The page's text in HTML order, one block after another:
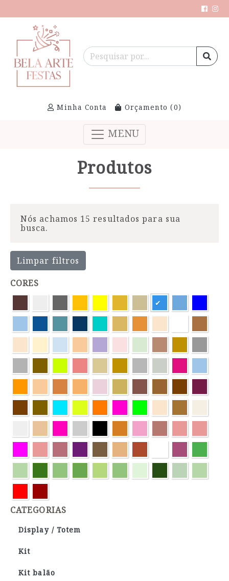
Minha Conta Orçamento (0)
MENU
Produtos
Nós achamos 15 resultados para sua
busca.
Limpar filtros
CORES
CATEGORIAS
Display / Totem
Kit
Kit balão